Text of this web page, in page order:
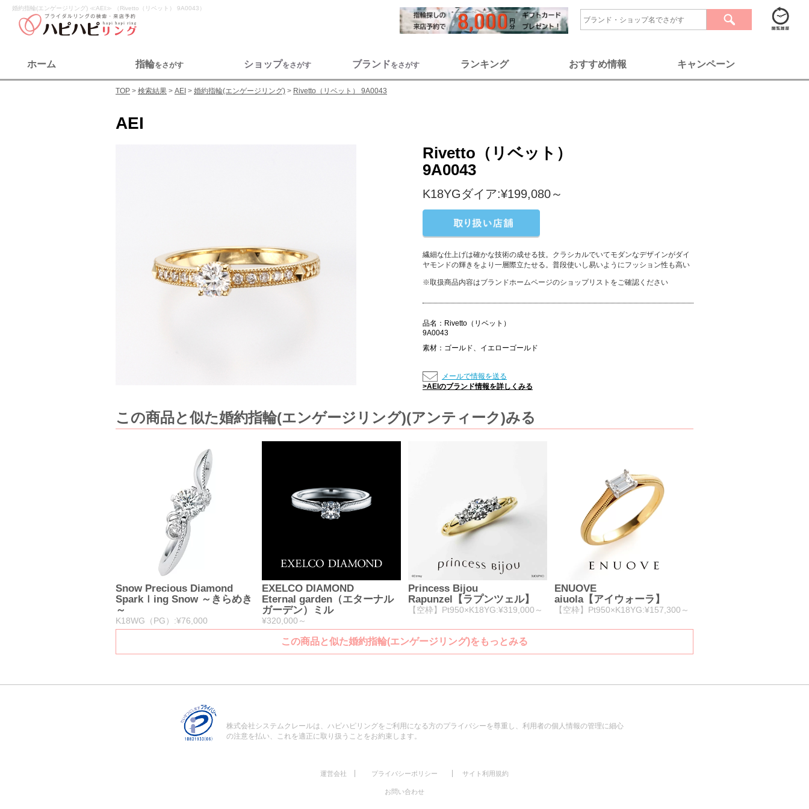
婚約指輪(エンゲージリング) ≪AEI≫ （Rivetto（リベット） 9A0043）
ホーム 指輪をさがす ショップをさがす ブランドをさがす ランキング おすすめ情報 キャンペーン
TOP 検索結果 AEI 婚約指輪(エンゲージリング) Rivetto（リベット） 9A0043
AEI
Rivetto（リベット）
9A0043
K18YGダイア:¥199,080～
繊細な仕上げは確かな技術の成せる技。クラシカルでいてモダンなデザインがダイ
ヤモンドの輝きをより一層際立たせる。普段使いし易いようにフッション性も高い
※取扱商品内容はブランドホームページのショップリストをご確認ください
品名： Rivetto（リベット）
9A0043
素材： ゴールド、イエローゴールド
メールで情報を送る
>AEIのブランド情報を詳しくみる
この商品と似た婚約指輪(エンゲージリング)(アンティーク)みる
Snow Precious Diamond
Sparkｌing Snow ～きらめき
～
K18WG（PG）:¥76,000
EXELCO DIAMOND
Eternal garden（エターナル
ガーデン）ミル
¥320,000～
Princess Bijou
Rapunzel【ラプンツェル】
【空枠】Pt950×K18YG:¥319,000～
ENUOVE
aiuola【アイウォーラ】
【空枠】Pt950×K18YG:¥157,300～
この商品と似た婚約指輪(エンゲージリング)をもっとみる
株式会社システムクレールは、ハピハピリングをご利用になる方のプライバシーを尊重し、利用者の個人情報の管理に細心
の注意を払い、これを適正に取り扱うことをお約束します。
運営会社 プライバシーポリシー サイト利用規約
お問い合わせ